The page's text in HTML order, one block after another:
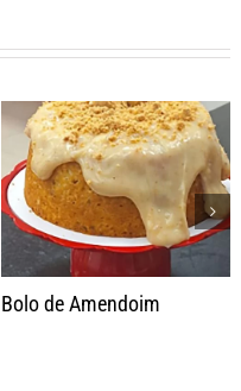
Bolo de Amendoim